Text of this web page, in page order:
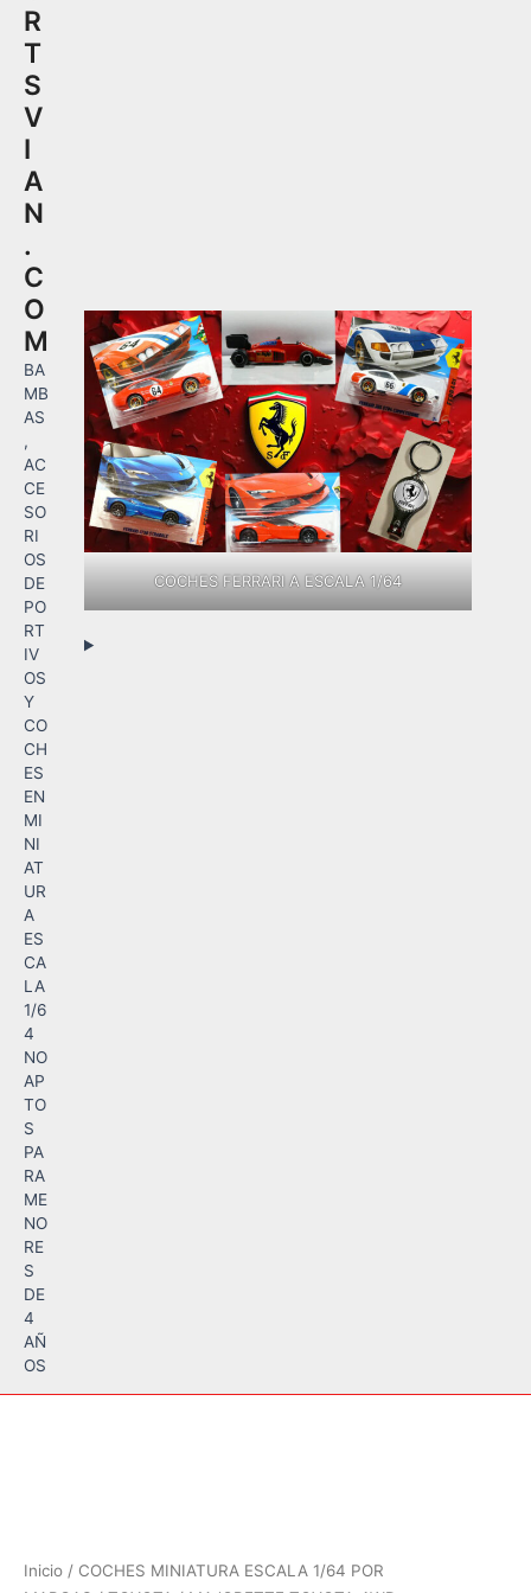
R
T
S
V
I
A
N
.
C
O
M
BA
MB
AS
,
AC
CE
SO
RI
OS
DE
PO
RT
IV
OS
Y
CO
CH
ES
EN
MI
NI
AT
UR
A
ES
CA
LA
1/6
4
NO
AP
TO
S
PA
RA
ME
NO
RE
S
DE
4
AÑ
OS
COCHES FERRARI A ESCALA 1/64
Inicio / COCHES MINIATURA ESCALA 1/64 POR